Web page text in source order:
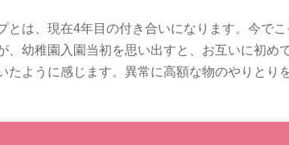
とは、現在4年目の付き合いになります。今でこ
、幼稚園入園当初を思い出すと、お互いに初め
たように感じます。異常に高額な物のやりとり